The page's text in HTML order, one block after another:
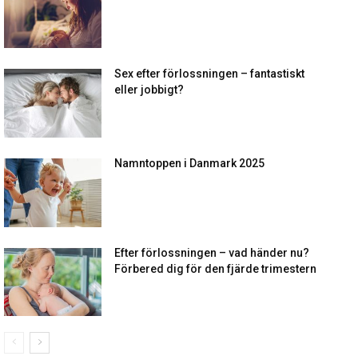
Sex efter förlossningen – fantastiskt
eller jobbigt?
Namntoppen i Danmark 2025
Efter förlossningen – vad händer nu?
Förbered dig för den fjärde trimestern